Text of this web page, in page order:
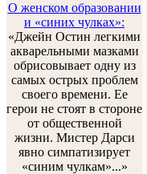
О женском образовании
и «синих чулках»:
«Джейн Остин легкими
акварельными мазками
обрисовывает одну из
самых острых проблем
своего времени. Ее
герои не стоят в стороне
от общественной
жизни. Мистер Дарси
явно симпатизирует
«синим чулкам»...»